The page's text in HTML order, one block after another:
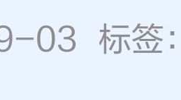
03 标签：